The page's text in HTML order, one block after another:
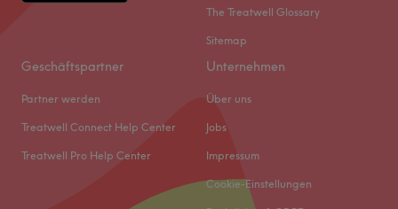
The Treatwell Glossary
Sitemap
Geschäftspartner
Partner werden
Treatwell Connect Help Center
Treatwell Pro Help Center
Unternehmen
Über uns
Jobs
Impressum
Cookie-Einstellungen